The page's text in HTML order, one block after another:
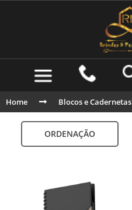
Home Blocos e Cadernetas
ORDENAÇÃO